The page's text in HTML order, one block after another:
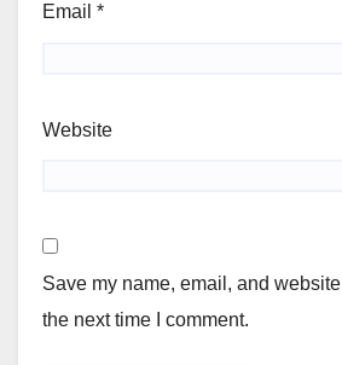
Email *
Website
Save my name, email, and
the next time I comment.